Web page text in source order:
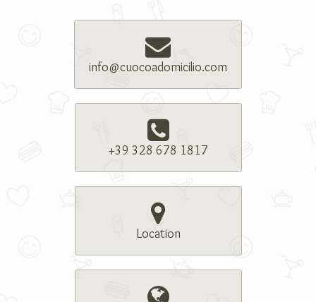
info@cuocoadomicilio.com
+39 328 678 1817
Location